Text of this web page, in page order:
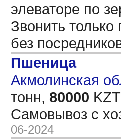
элеваторе по
Звонить
без
Пшеница
Акмолинская
тонн, 80000
Самовывоз с
06-2024